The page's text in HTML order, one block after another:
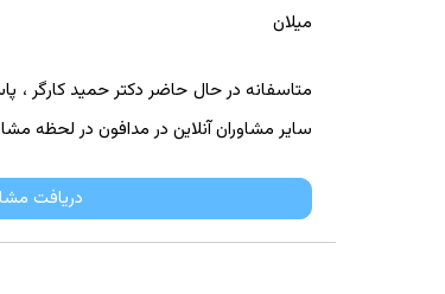
میلان
متاسفانه در حال حاضر دکتر حمید کارگر ،
سایر مشاوران آنلاین در مدافون در لحظه
دریافت